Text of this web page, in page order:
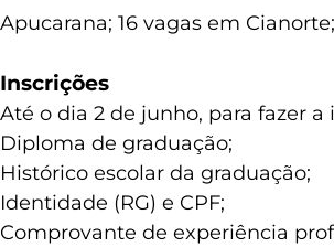
Apucarana; 16 vagas em
Inscrições
Até o dia 2 de junho, para fazer
Diploma de graduação;
Histórico escolar da graduação;
Identidade (RG) e CPF;
Comprovante de experiência